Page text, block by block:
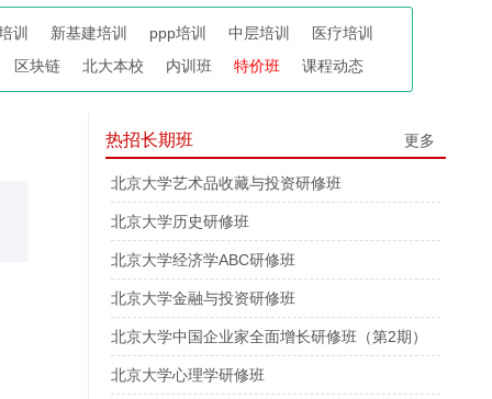
训 新基建培训 ppp培训 中层培训
医疗培训
区块链
北大本校 内训班 特价班 课程动态
热招长期班 更多
北京大学艺术品收藏与投资研修班
北京大学历史研修班
北京大学经济学ABC研修班
北京大学金融与投资研修班
北京大学中国企业家全面增长研修班（第2期）
北京大学心理学研修班